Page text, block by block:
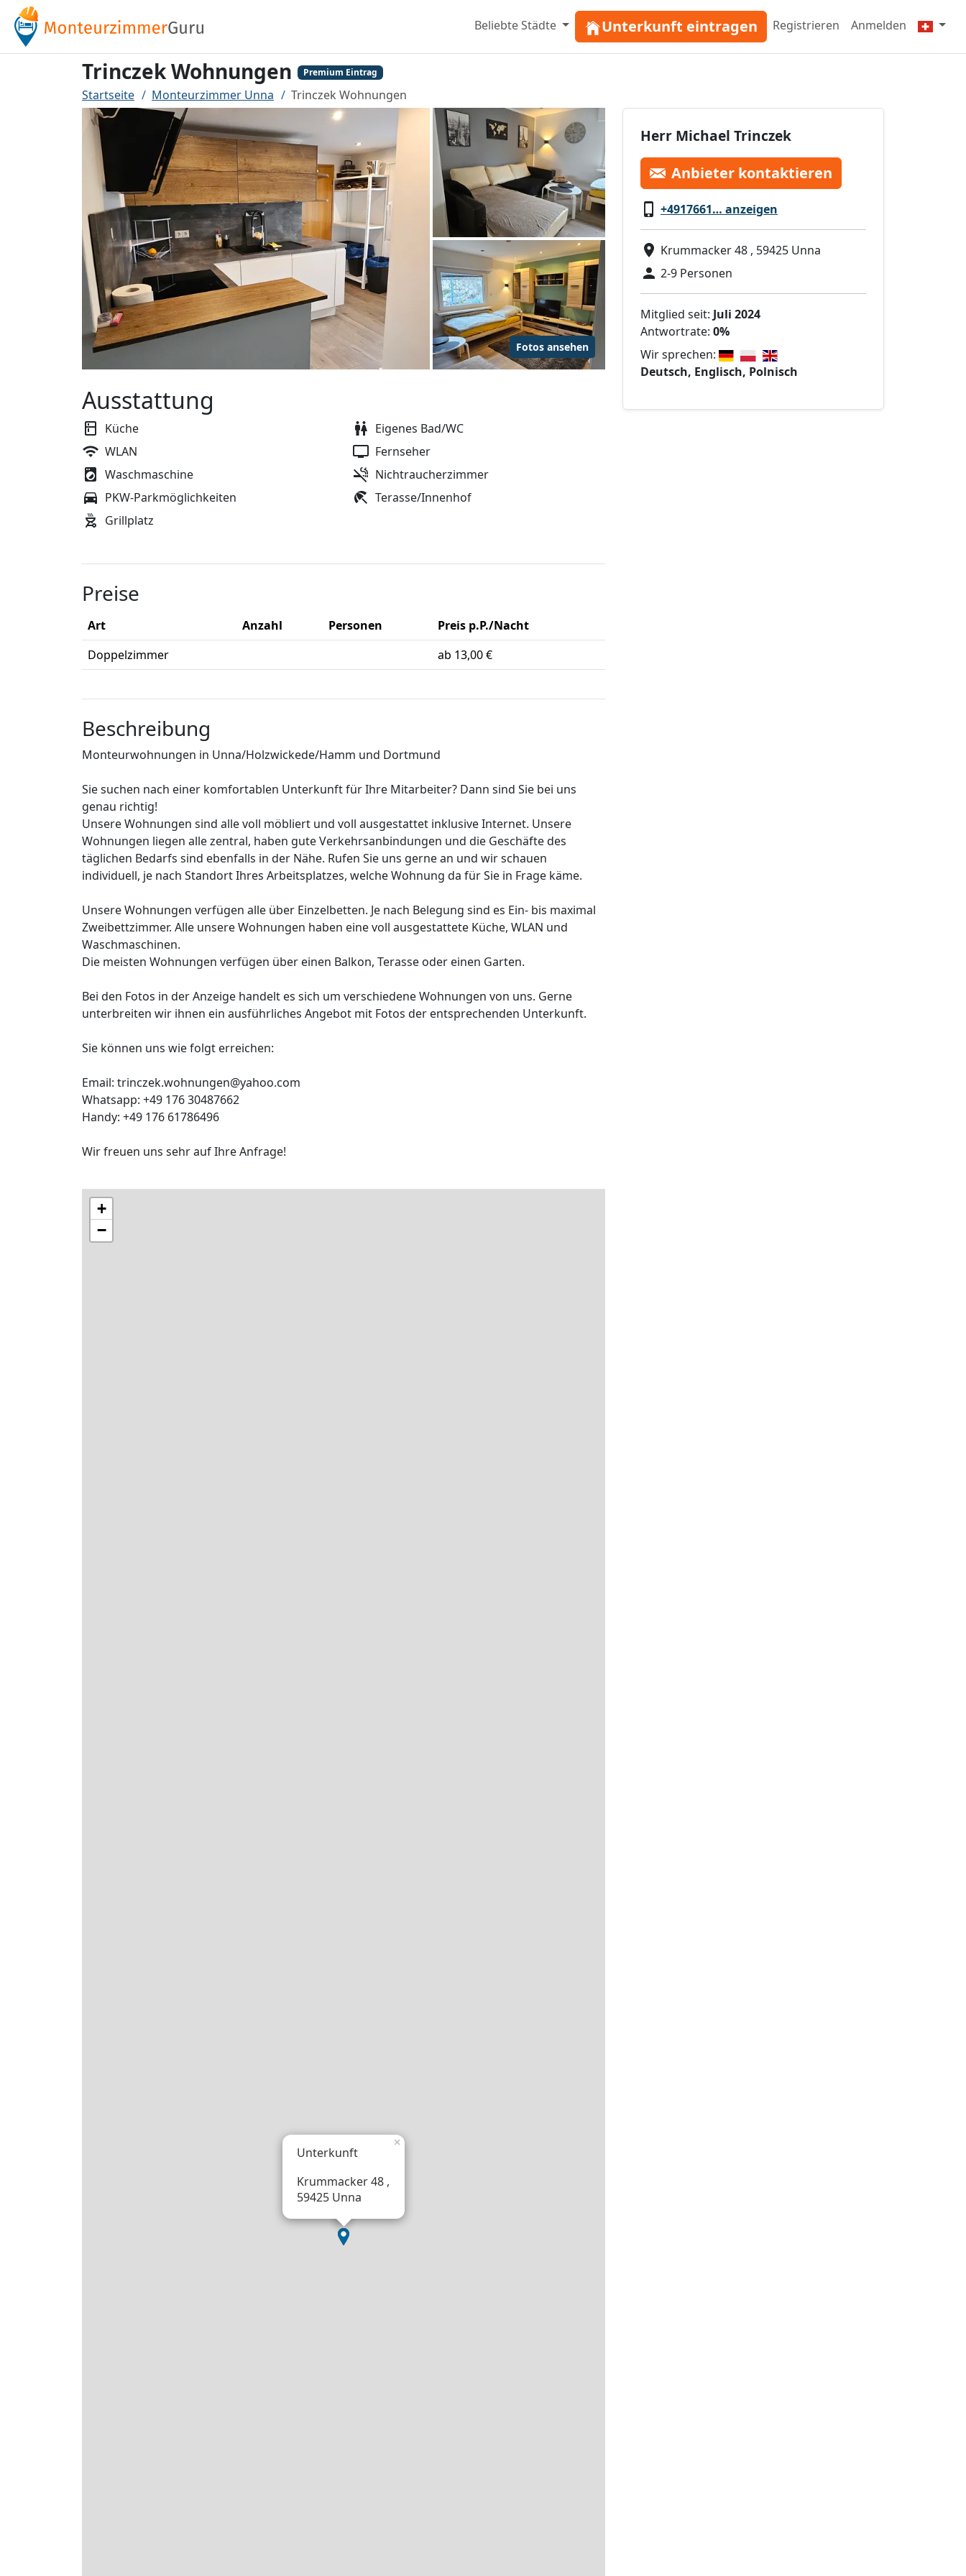
Beliebte Städte Unterkunft eintragen Registrieren Anmelden
Trinczek Wohnungen Premium Eintrag
Startseite Monteurzimmer Unna Trinczek Wohnungen
Fotos ansehen
Herr Michael Trinczek
Anbieter kontaktieren
+4917661… anzeigen
Krummacker 48 , 59425 Unna
2-9 Personen
Mitglied seit: Juli 2024
Antwortrate: 0%
Wir sprechen:
Deutsch, Englisch, Polnisch
Ausstattung
Küche
Eigenes Bad/WC
WLAN
Fernseher
Waschmaschine
Nichtraucherzimmer
PKW-Parkmöglichkeiten
Terasse/Innenhof
Grillplatz
Preise
Art Anzahl Personen
Preis p.P./Nacht
Doppelzimmer
ab 13,00 €
Beschreibung
Monteurwohnungen in Unna/Holzwickede/Hamm und Dortmund
Sie suchen nach einer komfortablen Unterkunft für Ihre Mitarbeiter? Dann sind Sie bei uns
genau richtig!
Unsere Wohnungen sind alle voll möbliert und voll ausgestattet inklusive Internet. Unsere
Wohnungen liegen alle zentral, haben gute Verkehrsanbindungen und die Geschäfte des
täglichen Bedarfs sind ebenfalls in der Nähe. Rufen Sie uns gerne an und wir schauen
individuell, je nach Standort Ihres Arbeitsplatzes, welche Wohnung da für Sie in Frage käme.
Unsere Wohnungen verfügen alle über Einzelbetten. Je nach Belegung sind es Ein- bis maximal
Zweibettzimmer. Alle unsere Wohnungen haben eine voll ausgestattete Küche, WLAN und
Waschmaschinen.
Die meisten Wohnungen verfügen über einen Balkon, Terasse oder einen Garten.
Bei den Fotos in der Anzeige handelt es sich um verschiedene Wohnungen von uns. Gerne
unterbreiten wir ihnen ein ausführliches Angebot mit Fotos der entsprechenden Unterkunft.
Sie können uns wie folgt erreichen:
Email: trinczek.wohnungen@yahoo.com
Whatsapp: +49 176 30487662
Handy: +49 176 61786496
Wir freuen uns sehr auf Ihre Anfrage!
Unterkunft
Krummacker 48 ,
59425 Unna
×
+
−